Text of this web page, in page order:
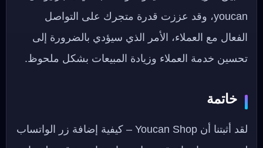
youcan، وقد عززت قدرة متجرك على التواصل
الفعال مع العملاء، الأمر الذي سيؤدي بالضرورة إلى
تحسين خدمة العملاء وزيادة المبيعات بشكل ملحوظ.
خاتمة
لقد أثبتنا أن Youcan Shop – كيفية إضافة زر الواتساب